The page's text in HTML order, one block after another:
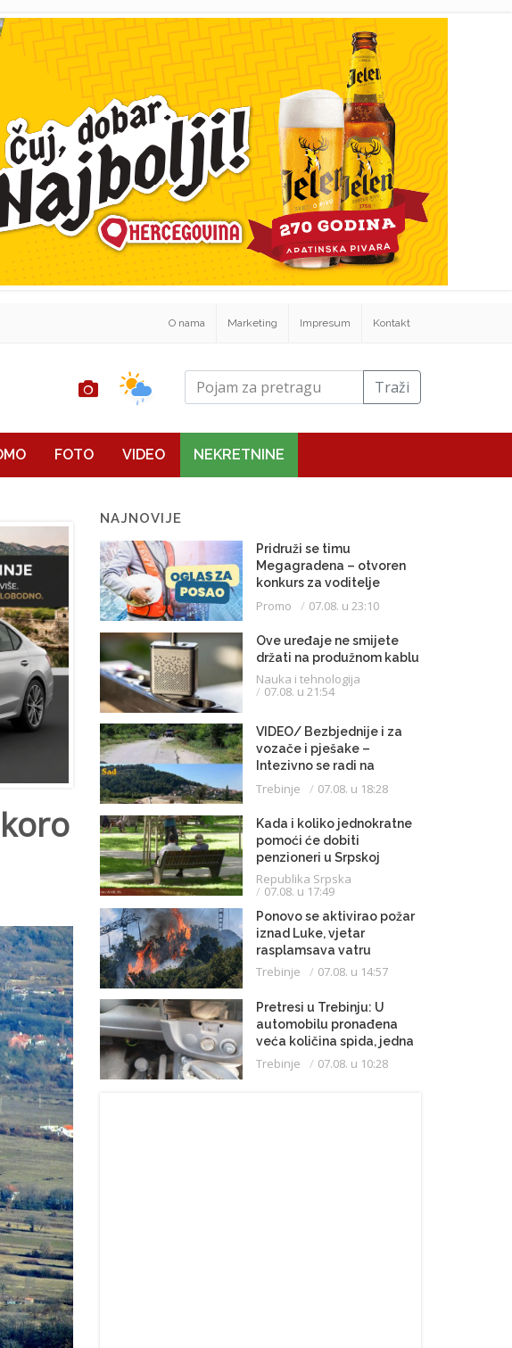
O nama Marketing Impresum Kontakt
Traži
FOTO VIDEO NEKRETNINE
NAJNOVIJE
Pridruži se timu
Megagradena – otvoren
konkurs za voditelje
gradilišta
Promo 07.08. u 23:10
Ove uređaje ne smijete
držati na produžnom kablu
Nauka i tehnologija
07.08. u 21:54
VIDEO/ Bezbjednije i za
vozače i pješake –
Intezivno se radi na
proširenju saobraćajnice
Trebinje 07.08. u 18:28
Kada i koliko jednokratne
pomoći će dobiti
penzioneri u Srpskoj
Republika Srpska
07.08. u 17:49
Ponovo se aktivirao požar
iznad Luke, vjetar
rasplamsava vatru
Trebinje 07.08. u 14:57
Pretresi u Trebinju: U
automobilu pronađena
veća količina spida, jedna
osoba uhapšena
Trebinje 07.08. u 10:28